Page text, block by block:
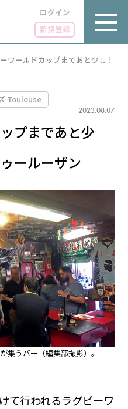
ログイン
新規登録
通機関
#求人
14℃ / 12℃
FR 04:50 ／ JP 11:50
1€＝182.46円
トワとは
問い合わせ
告掲載
営会社
イトポリシー
ワールドカップまであと少し！
2023.08.07
Toulouse
プまであと少
ールーザン
集うバー（編集部撮影）。
て行われるラグビーワ